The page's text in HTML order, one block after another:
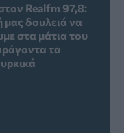
Realfm 97,8:
μας δουλειά να
στα μάτια του
τα